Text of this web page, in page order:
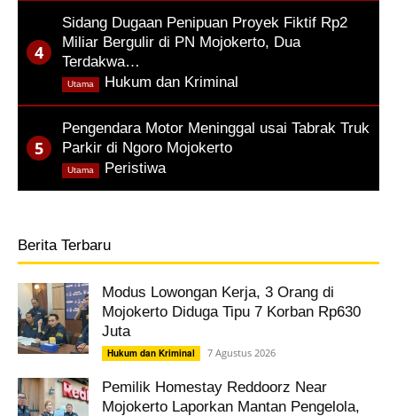
Sidang Dugaan Penipuan Proyek Fiktif Rp2
Miliar Bergulir di PN Mojokerto, Dua
Terdakwa…
Hukum dan Kriminal
Utama
Pengendara Motor Meninggal usai Tabrak Truk
Parkir di Ngoro Mojokerto
Peristiwa
Utama
Berita Terbaru
Modus Lowongan Kerja, 3 Orang di
Mojokerto Diduga Tipu 7 Korban Rp630
Juta
Hukum dan Kriminal 7 Agustus 2026
Pemilik Homestay Reddoorz Near
Mojokerto Laporkan Mantan Pengelola,